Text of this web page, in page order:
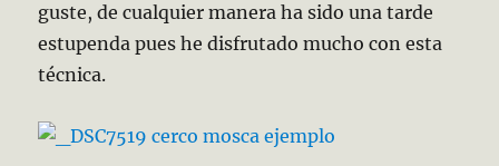
guste, de cualquier manera ha sido una tarde
estupenda pues he disfrutado mucho con esta
técnica.